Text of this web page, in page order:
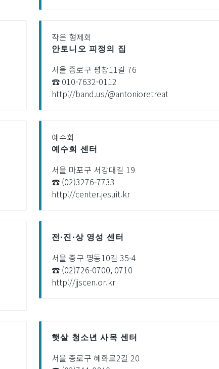
작은 형제회
안토니오 피정의 집
서울 종로구 평창11길 76
☎ 010-7632-0112
http://band.us/@antonioretreat
예수회
예수회 센터
서울 마포구 서강대길 19
☎ (02)3276-7733
http://center.jesuit.kr
전·진·상 영성 센터
서울 중구 명동10길 35-4
☎ (02)726-0700, 0710
http://jjscen.or.kr
햇살 청소년 사목 센터
서울 종로구 혜화로2길 20